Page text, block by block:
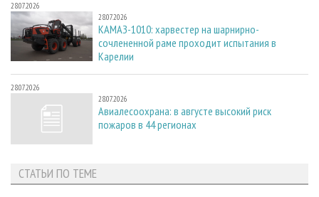
28.07.2026
28.07.2026
КАМАЗ-1010: харвестер на шарнирно-
сочлененной раме проходит испытания в
Карелии
28.07.2026
28.07.2026
Авиалесоохрана: в августе высокий риск
пожаров в 44 регионах
СТАТЬИ ПО ТЕМЕ